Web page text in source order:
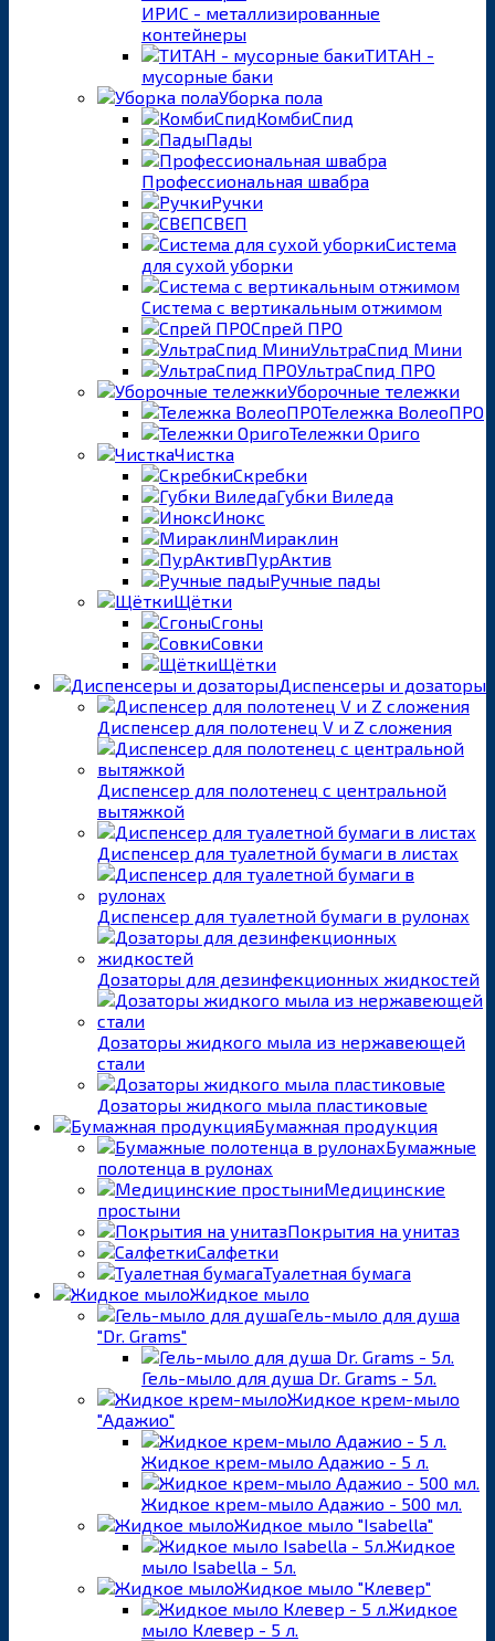
ИРИС - металлизированные
контейнеры
ТИТАН -
мусорные баки
Уборка пола
КомбиСпид
Пады
Профессиональная швабра
Ручки
СВЕП
Система
для сухой уборки
Система с вертикальным отжимом
Спрей ПРО
УльтраСпид Мини
УльтраСпид ПРО
Уборочные тележки
Тележка ВолеоПРО
Тележки Ориго
Чистка
Скребки
Губки Виледа
Инокс
Мираклин
ПурАктив
Ручные пады
Щётки
Сгоны
Совки
Щётки
Диспенсеры и дозаторы
Диспенсер для полотенец V и Z сложения
Диспенсер для полотенец с центральной
вытяжкой
Диспенсер для туалетной бумаги в листах
Диспенсер для туалетной бумаги в рулонах
Дозаторы для дезинфекционных жидкостей
Дозаторы жидкого мыла из нержавеющей
стали
Дозаторы жидкого мыла пластиковые
Бумажная продукция
Бумажные
полотенца в рулонах
Медицинские
простыни
Покрытия на унитаз
Салфетки
Туалетная бумага
Жидкое мыло
Гель-мыло для душа
"Dr. Grams"
Гель-мыло для душа Dr. Grams - 5л.
Жидкое крем-мыло
"Адажио"
Жидкое крем-мыло Адажио - 5 л.
Жидкое крем-мыло Адажио - 500 мл.
Жидкое мыло "Isabella"
Жидкое
мыло Isabella - 5л.
Жидкое мыло "Клевер"
Жидкое
мыло Клевер - 5 л.